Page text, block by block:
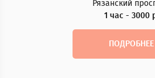
Рязанский
1 час - 3000
ПОДРОБНЕЕ